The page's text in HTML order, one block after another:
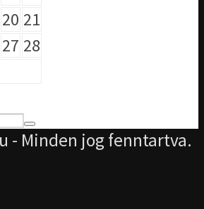
20 21
27 28
Minden jog fenntartva.